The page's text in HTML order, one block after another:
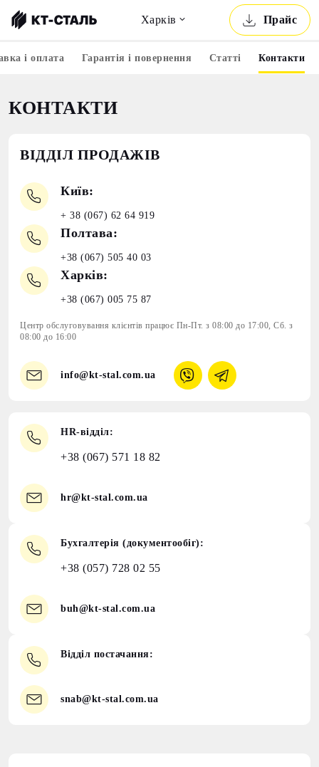
Прайс
Харкiв
і оплата Гарантія і повернення Статті Контакти
КОНТАКТИ
ВІДДІЛ ПРОДАЖІВ
Київ:
+ 38 (067) 62 64 919
Полтава:
+38 (067) 505 40 03
Харків:
+38 (067) 005 75 87
Центр обслуговування клієнтів працює Пн-Пт. з 08:00 до 17:00, Сб. з
08:00 до 16:00
info@kt-stal.com.ua
HR-відділ:
+38 (067) 571 18 82
hr@kt-stal.com.ua
Бухгалтерія (документообіг):
+38 (057) 728 02 55
buh@kt-stal.com.ua
Відділ постачання:
snab@kt-stal.com.ua